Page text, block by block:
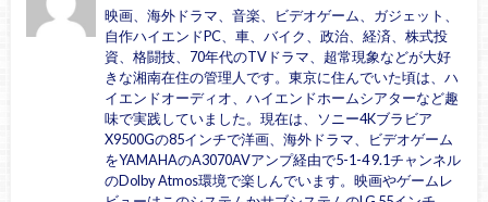
映画、海外ドラマ、音楽、ビデオゲーム、ガジェット、
自作ハイエンドPC、車、バイク、政治、経済、株式投
資、格闘技、70年代のTVドラマ、超常現象などが大好
きな湘南在住の管理人です。東京に住んでいた頃は、ハ
イエンドオーディオ、ハイエンドホームシアターなど趣
味で実践していました。現在は、ソニー4Kブラビア
X9500Gの85インチで洋画、海外ドラマ、ビデオゲーム
をYAMAHAのA3070AVアンプ経由で5-1-4 9.1チャンネル
のDolby Atmos環境で楽しんでいます。映画やゲームレ